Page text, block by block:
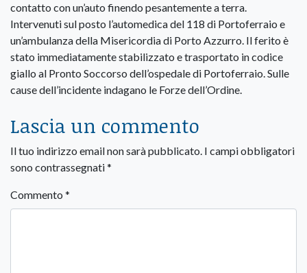
contatto con un’auto finendo pesantemente a terra.
Intervenuti sul posto l’automedica del 118 di Portoferraio e
un’ambulanza della Misericordia di Porto Azzurro. Il ferito è
stato immediatamente stabilizzato e trasportato in codice
giallo al Pronto Soccorso dell’ospedale di Portoferraio. Sulle
cause dell’incidente indagano le Forze dell’Ordine.
Lascia un commento
Il tuo indirizzo email non sarà pubblicato. I campi obbligatori
sono contrassegnati*
Commento *